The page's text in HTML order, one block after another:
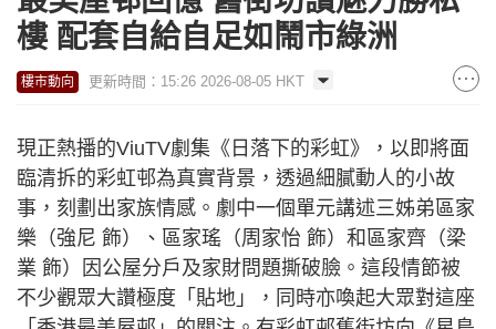
樓 配套自給自足如鬧市綠洲
樓市動向 更新時間：15:26 2026-08-05 HKT
現正熱播的ViuTV劇集《日落下的彩虹》，以即將面
臨清拆的彩虹邨為真實背景，透過細膩動人的小故
事，刻劃出家族情感。劇中一個單元講述三姊弟區家
樂（強尼 飾）、區家瑤（周家怡 飾）和區家齊（梁
業 飾）因公屋分戶及家財問題撕破臉。這段情節被
不少觀眾大讚極度「貼地」，同時亦喚起大眾對這座